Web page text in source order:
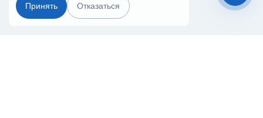
Принять Отказаться